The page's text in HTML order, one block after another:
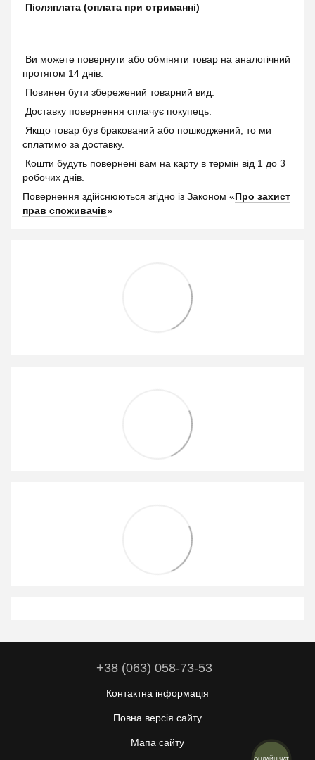
Післяплата (оплата при отриманні)
Ви можете повернути або обміняти товар на аналогічний
протягом 14 днів.
Повинен бути збережений товарний вид.
Доставку повернення сплачує покупець.
Якщо товар був бракований або пошкоджений, то ми
сплатимо за доставку.
Кошти будуть повернені вам на карту в термін від 1 до 3
робочих днів.
Повернення здійснюються згідно із Законом «Про захист
прав споживачів»
+38 (063) 058-73-53
Контактна інформація
Повна версія сайту
Мапа сайту